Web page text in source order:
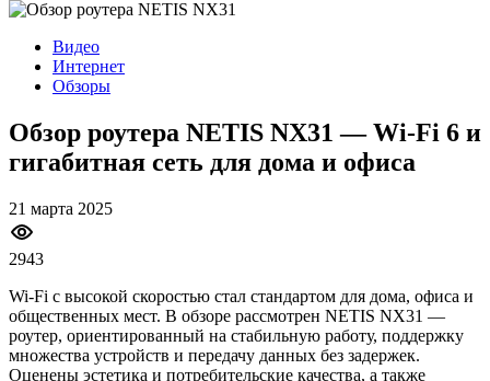
Видео
Интернет
Обзоры
Обзор роутера NETIS NX31 — Wi-Fi 6 и
гигабитная сеть для дома и офиса
21 марта 2025
2943
Wi-Fi с высокой скоростью стал стандартом для дома, офиса и
общественных мест. В обзоре рассмотрен NETIS NX31 —
роутер, ориентированный на стабильную работу, поддержку
множества устройств и передачу данных без задержек.
Оценены эстетика и потребительские качества, а также